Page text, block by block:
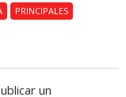
PRINCIPALES
un